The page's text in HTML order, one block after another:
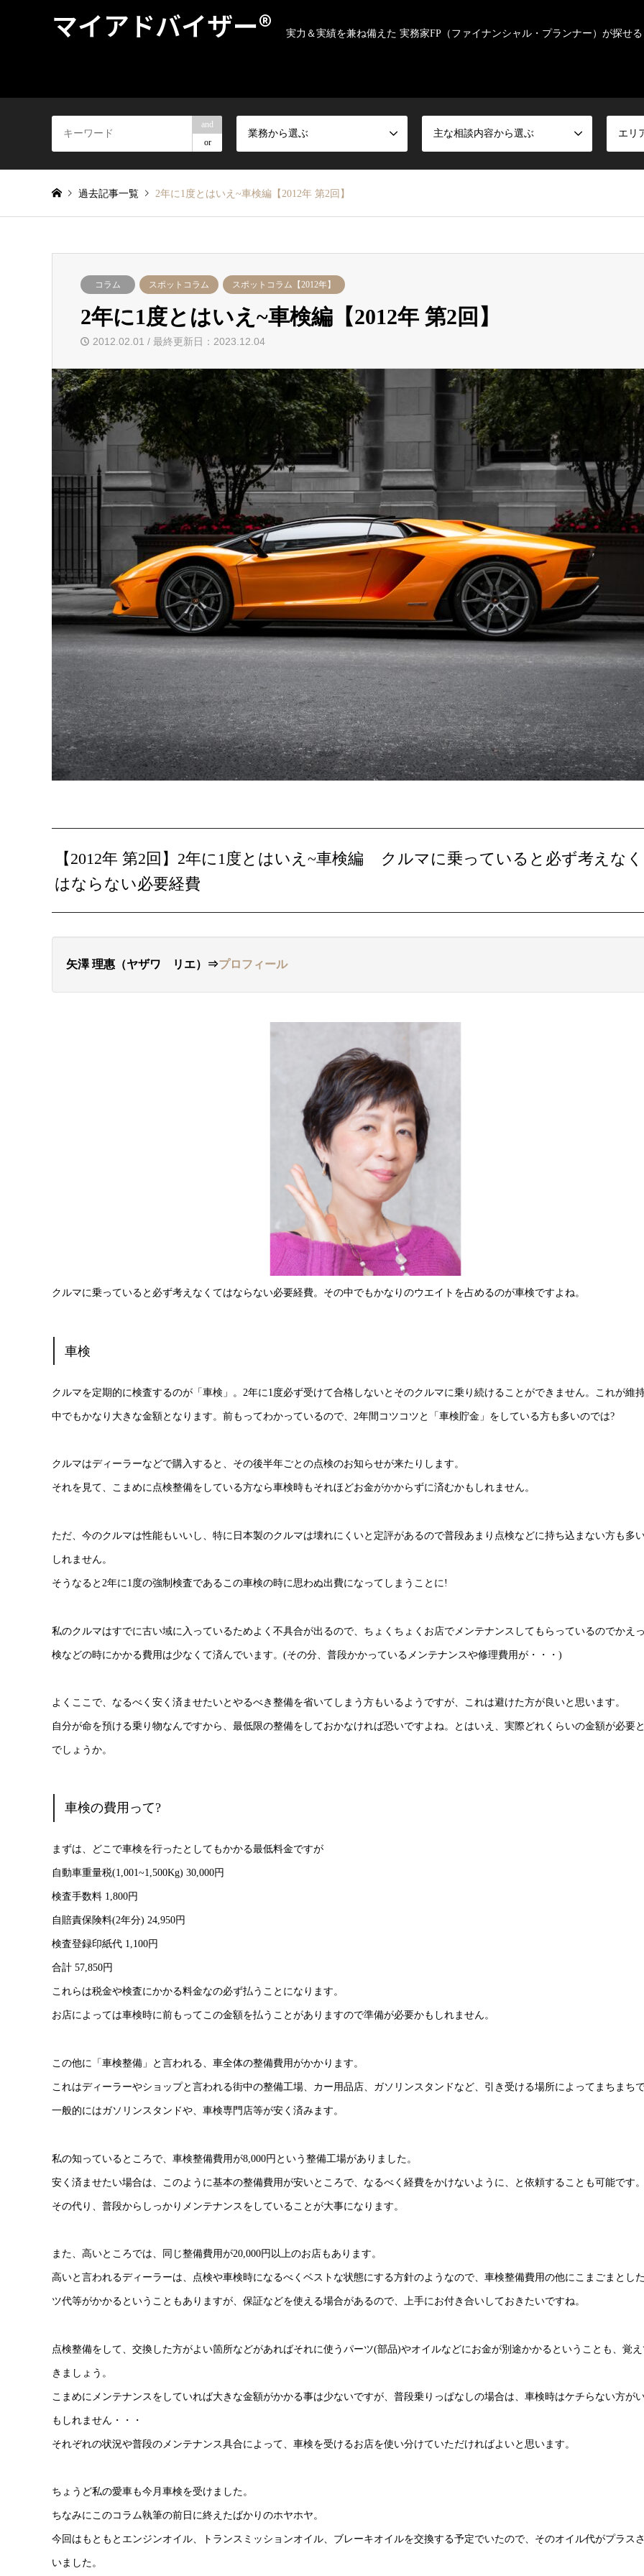
マイアドバイザー® 実力＆実績を兼ね備えた 実務家FP（ファイナンシャル・プランナー）が探せ
and
or
業務から選ぶ 主な相談内容から選ぶ エリ
過去記事一覧 2年に1度とはいえ~車検編【2012年 第2回】
コラム スポットコラム スポットコラム【2012年】
2年に1度とはいえ~車検編【2012年 第2回】
2012.02.01 / 最終更新日：2023.12.04
【2012年 第2回】2年に1度とはいえ~車検編 クルマに乗っていると必ず考えな
はならない必要経費
矢澤 理惠（ヤザワ リエ）⇒プロフィール
クルマに乗っていると必ず考えなくてはならない必要経費。その中でもかなりのウエイトを占めるのが車検ですよね。
車検
クルマを定期的に検査するのが「車検」。2年に1度必ず受けて合格しないとそのクルマに乗り続けることができません。これが維
中でもかなり大きな金額となります。前もってわかっているので、2年間コツコツと「車検貯金」をしている方も多いのでは?
クルマはディーラーなどで購入すると、その後半年ごとの点検のお知らせが来たりします。
それを見て、こまめに点検整備をしている方なら車検時もそれほどお金がかからずに済むかもしれません。
ただ、今のクルマは性能もいいし、特に日本製のクルマは壊れにくいと定評があるので普段あまり点検などに持ち込まない方も多
しれません。
そうなると2年に1度の強制検査であるこの車検の時に思わぬ出費になってしまうことに!
私のクルマはすでに古い域に入っているためよく不具合が出るので、ちょくちょくお店でメンテナンスしてもらっているのでかえ
検などの時にかかる費用は少なくて済んでいます。(その分、普段かかっているメンテナンスや修理費用が・・・)
よくここで、なるべく安く済ませたいとやるべき整備を省いてしまう方もいるようですが、これは避けた方が良いと思います。
自分が命を預ける乗り物なんですから、最低限の整備をしておかなければ恐いですよね。とはいえ、実際どれくらいの金額が必要
でしょうか。
車検の費用って?
まずは、どこで車検を行ったとしてもかかる最低料金ですが
自動車重量税(1,001~1,500Kg) 30,000円
検査手数料 1,800円
自賠責保険料(2年分) 24,950円
検査登録印紙代 1,100円
合計 57,850円
これらは税金や検査にかかる料金なの必ず払うことになります。
お店によっては車検時に前もってこの金額を払うことがありますので準備が必要かもしれません。
この他に「車検整備」と言われる、車全体の整備費用がかかります。
これはディーラーやショップと言われる街中の整備工場、カー用品店、ガソリンスタンドなど、引き受ける場所によってまちまち
一般的にはガソリンスタンドや、車検専門店等が安く済みます。
私の知っているところで、車検整備費用が8,000円という整備工場がありました。
安く済ませたい場合は、このように基本の整備費用が安いところで、なるべく経費をかけないように、と依頼することも可能です
その代り、普段からしっかりメンテナンスをしていることが大事になります。
また、高いところでは、同じ整備費用が20,000円以上のお店もあります。
高いと言われるディーラーは、点検や車検時になるべくベストな状態にする方針のようなので、車検整備費用の他にこまごまとし
ツ代等がかかるということもありますが、保証などを使える場合があるので、上手にお付き合いしておきたいですね。
点検整備をして、交換した方がよい箇所などがあればそれに使うパーツ(部品)やオイルなどにお金が別途かかるということも、覚
きましょう。
こまめにメンテナンスをしていれば大きな金額がかかる事は少ないですが、普段乗りっぱなしの場合は、車検時はケチらない方が
もしれません・・・
それぞれの状況や普段のメンテナンス具合によって、車検を受けるお店を使い分けていただければよいと思います。
ちょうど私の愛車も今月車検を受けました。
ちなみにこのコラム執筆の前日に終えたばかりのホヤホヤ。
今回はもともとエンジンオイル、トランスミッションオイル、ブレーキオイルを交換する予定でいたので、そのオイル代がプラス
いました。